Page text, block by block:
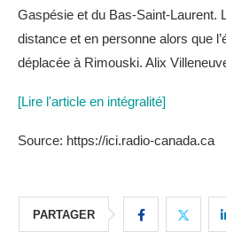
Gaspésie et du Bas-Saint-Laurent.
distance et en personne alors que
déplacée à Rimouski. Alix
[Lire l'article en intégralité]
Source: https://ici.radio-canada.ca
PARTAGER